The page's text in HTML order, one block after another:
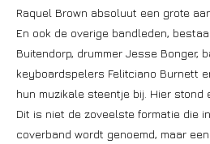
Raquel Brown absoluut een grote
En ook de overige bandleden,
Buitendorp, drummer Jesse Bonger,
keyboardspelers Felitciano Burnett
hun muzikale steentje bij. Hier stond
Dit is niet de zoveelste formatie die
coverband wordt genoemd, maar